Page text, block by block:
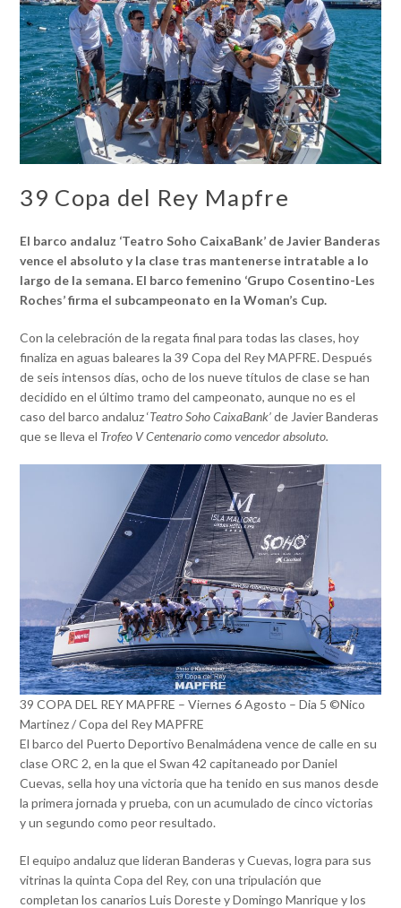
39 Copa del Rey Mapfre
El barco andaluz ‘Teatro Soho CaixaBank’ de Javier Banderas
vence el absoluto y la clase tras mantenerse intratable a lo
largo de la semana. El barco femenino ‘Grupo Cosentino-Les
Roches’ firma el subcampeonato en la Woman’s Cup.
Con la celebración de la regata final para todas las clases, hoy
finaliza en aguas baleares la 39 Copa del Rey MAPFRE. Después
de seis intensos días, ocho de los nueve títulos de clase se han
decidido en el último tramo del campeonato, aunque no es el
caso del barco andaluz ‘Teatro Soho CaixaBank’de Javier Banderas
que se lleva el Trofeo V Centenario como vencedor absoluto.
39 COPA DEL REY MAPFRE – Viernes 6 Agosto – Dia 5 ©Nico
Martinez / Copa del Rey MAPFRE
El barco del Puerto Deportivo Benalmádena vence de calle en su
clase ORC 2, en la que el Swan 42 capitaneado por Daniel
Cuevas, sella hoy una victoria que ha tenido en sus manos desde
la primera jornada y prueba, con un acumulado de cinco victorias
y un segundo como peor resultado.
El equipo andaluz que lideran Banderas y Cuevas, logra para sus
vitrinas la quinta Copa del Rey, con una tripulación que
completan los canarios Luis Doreste y Domingo Manrique y los